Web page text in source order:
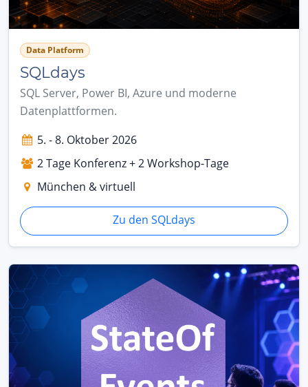
Data Platform
SQLdays
SQL Server, Power BI, Azure und moderne
Datenplattformen.
5. - 8. Oktober 2026
2 Tage Konferenz + 2 Workshop-Tage
München & virtuell
Zu den SQLdays